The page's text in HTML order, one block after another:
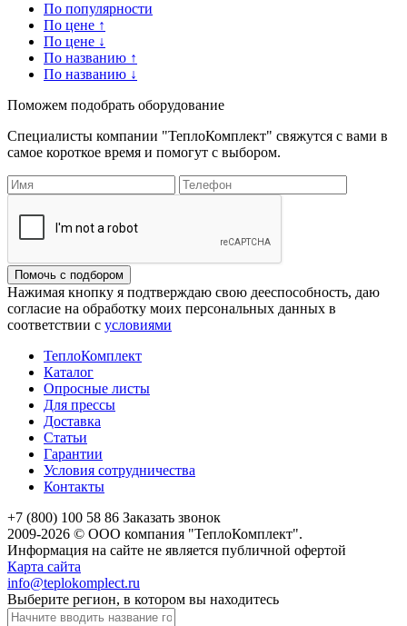
По популярности
По цене ↑
По цене ↓
По названию ↑
По названию ↓
Поможем подобрать оборудование
Специалисты компании "ТеплоКомплект" свяжутся с вами в
самое короткое время и помогут с выбором.
Помочь с подбором
Нажимая кнопку я подтверждаю свою дееспособность, даю
согласие на обработку моих персональных данных в
соответствии с условиями
ТеплоКомплект
Каталог
Опросные листы
Для прессы
Доставка
Статьи
Гарантии
Условия сотрудничества
Контакты
+7 (800) 100 58 86 Заказать звонок
2009-2026 © ООО компания "ТеплоКомплект".
Информация на сайте не является публичной офертой
Карта сайта
info@teplokomplect.ru
Выберите регион, в котором вы находитесь